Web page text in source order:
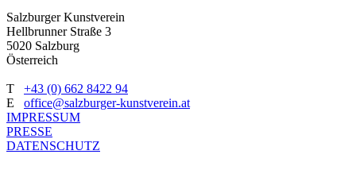
Salzburger Kunstverein
Hellbrunner Straße 3
5020 Salzburg
Österreich
T +43 (0) 662 8422 94
E office@salzburger-kunstverein.at
IMPRESSUM
PRESSE
DATENSCHUTZ